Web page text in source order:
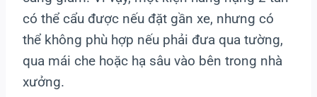
có thể cẩu được nếu đặt gần xe, nhưng có
thể không phù hợp nếu phải đưa qua tường,
qua mái che hoặc hạ sâu vào bên trong nhà
xưởng.